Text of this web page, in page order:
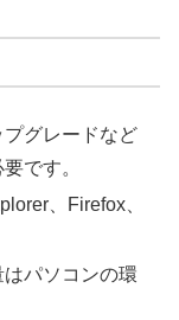
グレードなど
です。
、Firefox、
パソコンの環